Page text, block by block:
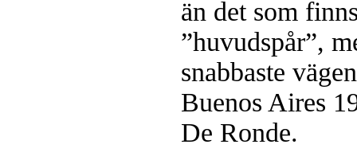
än det som
”huvudspår”,
snabbaste
Buenos Aires
De Ronde.